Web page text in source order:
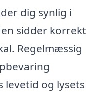
dig synlig i
sidder korrekt
Regelmæssig
og lysets